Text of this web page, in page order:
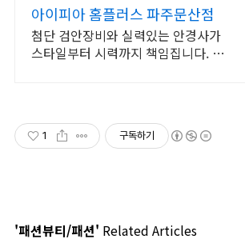
아이피아 홈플러스 파주문산점
첨단 검안장비와 실력있는 안경사가
스타일부터 시력까지 책임집니다. 팩
1 구독하기
'패션뷰티/패션' Related Articles